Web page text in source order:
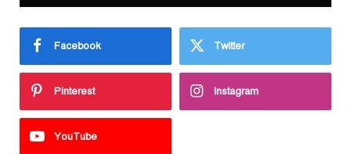
Facebook Twitter
Pinterest Instagram
YouTube